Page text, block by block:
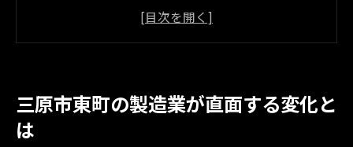
三原市企業が直面する人口推移と製造業の
の変化
三原市東町の製造業が直面する変化と
は